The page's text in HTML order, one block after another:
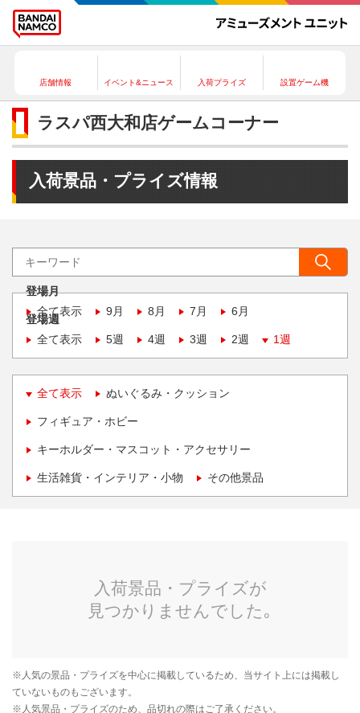
店舗情報 イベント&ニュース 入荷プライズ 設置ゲーム機
ラスパ西大和店ゲームコーナー
入荷景品・プライズ情報
登場月
全て表示
9月 8月 7月 6月
登場週
全て表示
5週 4週 3週 2週 1週
全て表示 ぬいぐるみ・クッション
フィギュア・ホビー
キーホルダー・マスコット・アクセサリー
生活雑貨・インテリア・小物 その他景品